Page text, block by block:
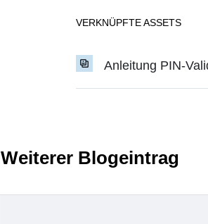
VERKNÜPFTE ASSETS
Anleitung PIN-
Weiterer Blogeintrag